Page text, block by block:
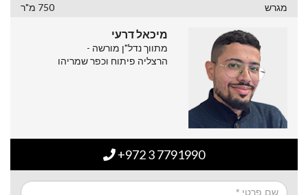
מגרש
750 מ"ר
מיכאל דרעי
מתווך נדל"ן מורשה -
הרצליה פיתוח וכפר שמריהו
+972 3 7791990